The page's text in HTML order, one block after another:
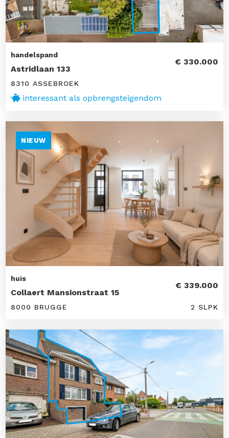
handelspand
Astridlaan 133
€ 330.000
8310 ASSEBROEK
interessant als opbrengsteigendom
NIEUW
huis
Collaert Mansionstraat 15
€ 339.000
8000 BRUGGE 2 SLPK